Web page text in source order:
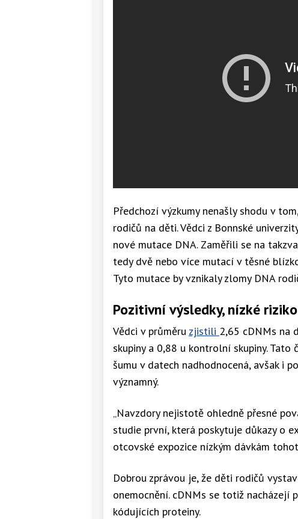
Předchozí výzkumy nenašly shodu v
rodičů na děti. Vědci z Bonnské
nové mutace DNA. Zaměřili se na
tedy dvě nebo více mutací v těsné
Tyto mutace by vznikaly zlomy DNA
Pozitivní výsledky, nízké riziko
Vědci v průměru zjistili 2,65 cDNMs na
skupiny a 0,88 u kontrolní skupiny.
šumu v datech nadhodnocená, avšak i
významný.
„Navzdory nejistotě ohledně přesné
studie první, která poskytuje důkazy o
otcovské expozice nízkým dávkám
Dobrou zprávou je, že děti rodičů
onemocnění. cDNMs se totiž nacházejí
kódujících proteiny.